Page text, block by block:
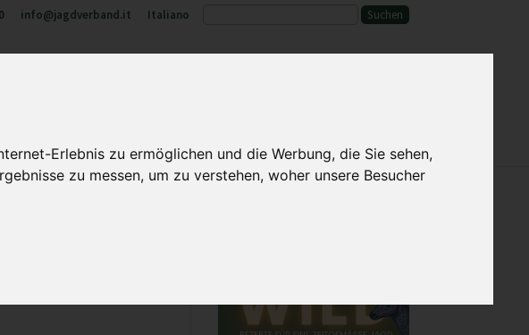
Erlebnis zu ermöglichen und die Werbung, die Sie sehen,
zu messen, um zu verstehen, woher unsere Besucher
info@jagdverband.it Italiano